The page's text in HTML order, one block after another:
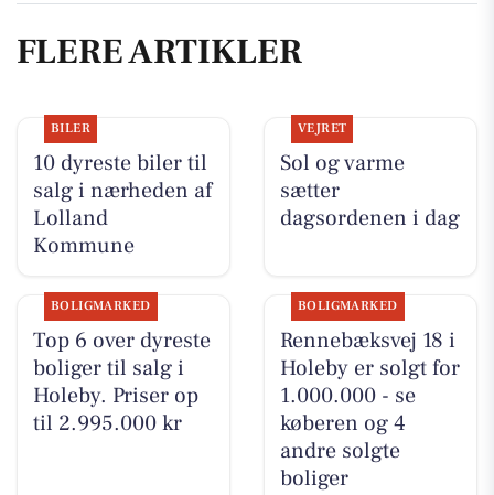
FLERE ARTIKLER
BILER
10 dyreste biler til
salg i nærheden af
Lolland
Kommune
VEJRET
Sol og varme
sætter
dagsordenen i dag
BOLIGMARKED
Top 6 over dyreste
boliger til salg i
Holeby. Priser op
til 2.995.000 kr
BOLIGMARKED
Rennebæksvej 18 i
Holeby er solgt for
1.000.000 - se
køberen og 4
andre solgte
boliger